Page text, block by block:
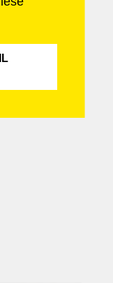
sind oft auch
durchführen,